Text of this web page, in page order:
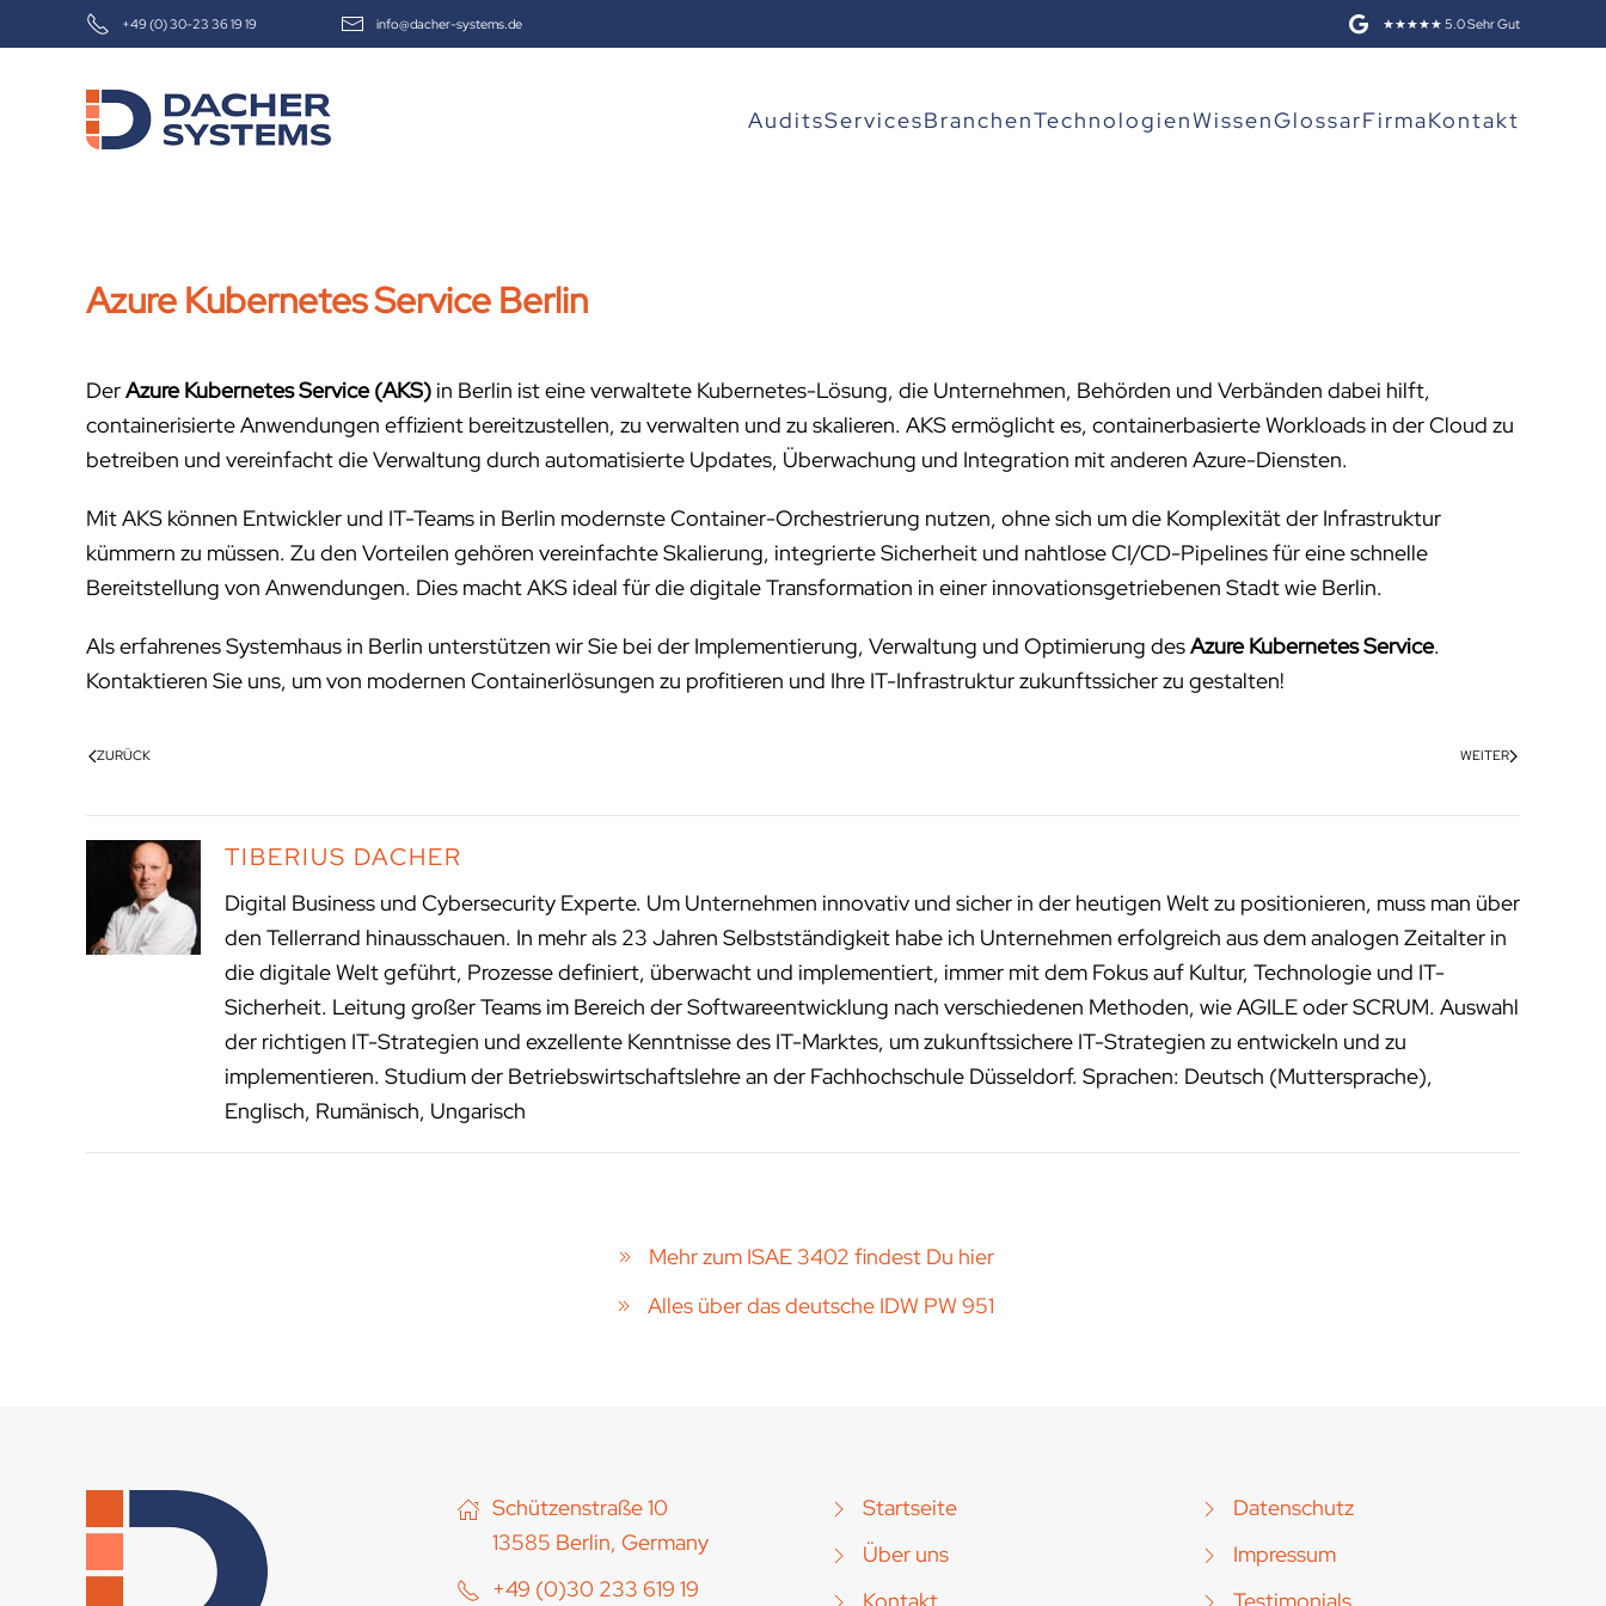
+49 (0) 30-23 36 19 19 info@dacher-systems.de ★★★★★ 5.0 Sehr Gut
AuditsServicesBranchenTechnologienWissenGlossarFirmaKontakt
Azure Kubernetes Service Berlin
DerAzure Kubernetes Service (AKS) in Berlin ist eine verwaltete Kubernetes-Lösung, die Unternehmen, Behörden und Verbänden dabei hilft,
containerisierte Anwendungen effizient bereitzustellen, zu verwalten und zu skalieren. AKS ermöglicht es, containerbasierte Workloads in der Cloud zu
betreiben und vereinfacht die Verwaltung durch automatisierte Updates, Überwachung und Integration mit anderen Azure-Diensten.
Mit AKS können Entwickler und IT-Teams in Berlin modernste Container-Orchestrierung nutzen, ohne sich um die Komplexität der Infrastruktur
kümmern zu müssen. Zu den Vorteilen gehören vereinfachte Skalierung, integrierte Sicherheit und nahtlose CI/CD-Pipelines für eine schnelle
Bereitstellung von Anwendungen. Dies macht AKS ideal für die digitale Transformation in einer innovationsgetriebenen Stadt wie Berlin.
Als erfahrenes Systemhaus in Berlin unterstützen wir Sie bei der Implementierung, Verwaltung und Optimierung desAzure Kubernetes Service.
Kontaktieren Sie uns, um von modernen Containerlösungen zu profitieren und Ihre IT-Infrastruktur zukunftssicher zu gestalten!
ZURÜCK WEITER
TIBERIUS DACHER
Digital Business und Cybersecurity Experte. Um Unternehmen innovativ und sicher in der heutigen Welt zu positionieren, muss man über
den Tellerrand hinausschauen. In mehr als 23 Jahren Selbstständigkeit habe ich Unternehmen erfolgreich aus dem analogen Zeitalter in
die digitale Welt geführt, Prozesse definiert, überwacht und implementiert, immer mit dem Fokus auf Kultur, Technologie und IT-
Sicherheit. Leitung großer Teams im Bereich der Softwareentwicklung nach verschiedenen Methoden, wie AGILE oder SCRUM. Auswahl
der richtigen IT-Strategien und exzellente Kenntnisse des IT-Marktes, um zukunftssichere IT-Strategien zu entwickeln und zu
implementieren. Studium der Betriebswirtschaftslehre an der Fachhochschule Düsseldorf. Sprachen: Deutsch (Muttersprache),
Englisch, Rumänisch, Ungarisch
Mehr zum ISAE 3402 findest Du hier
Alles über das deutsche IDW PW 951
Schützenstraße 10
13585 Berlin, Germany
+49 (0)30 233 619 19
Startseite
Über uns
Datenschutz
Impressum